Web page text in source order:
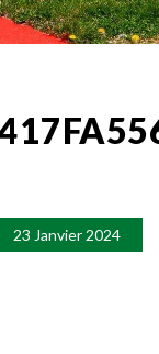
23 Janvier 2024